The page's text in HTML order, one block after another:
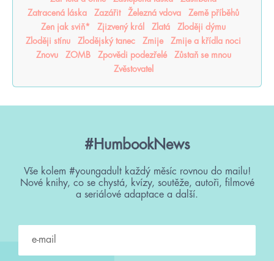
Zatracená láska
Zazářit Železná vdova
Země příběhů
Zen jak sviň*
Zjizvený král Zlatá
Zloději dýmu
Zloději stínu
Zlodějský tanec Zmije
Zmije a křídla noci
Znovu
ZOMB Zpovědi podezřelé
Zůstaň se mnou
Zvěstovatel
#HumbookNews
Vše kolem #youngadult každý měsíc rovnou do mailu!
Nové knihy, co se chystá, kvízy, soutěže, autoři, filmové
a seriálové adaptace a další.